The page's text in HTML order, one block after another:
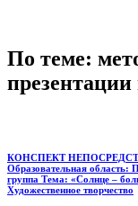
По теме:
КОНСПЕКТ
Образовательная область:
группа Тема: «Солнце –
Художественное творчество